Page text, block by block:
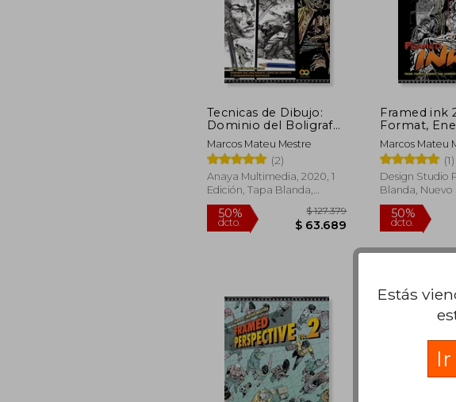
Tecnicas de Dibujo:
Dominio del Boligrafo,
Lapiz de Grafito y
Herramientas Digitales
(Espacio de Diseño)
Marcos Mateu Mestre
(2)
Anaya Multimedia, 2020, 1
Edición, Tapa Blanda,
Nuevo
50%
dcto. $ 63.689
Framed ink
Format,
Storytellers
Marcos Mateu
(1)
Design Studio
Blanda, Nuevo
Estás